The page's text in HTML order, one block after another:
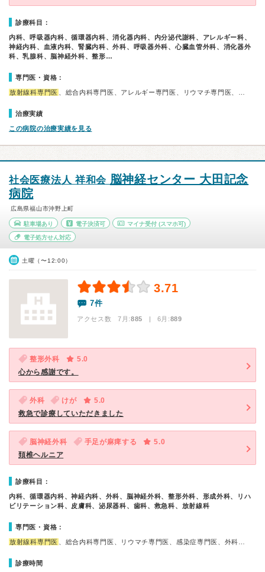
診療科目：
内科、呼吸器内科、循環器内科、消化器内科、内分泌代謝科、アレルギー科、
神経内科、血液内科、腎臓内科、外科、呼吸器外科、心臓血管外科、消化器外
科、乳腺科、脳神経外科、整形…
専門医・資格：
放射線科専門医 、総合内科専門医、アレルギー専門医、リウマチ専門医、…
治療実績
この病院の治療実績を見る
社会医療法人 祥和会 脳神経センター 大田記念
病院
広島県福山市沖野上町
駐車場あり 電子決済可 マイナ受付 (スマホ可)
電子処方せん対応
土曜（〜12:00）
3.71
7件
アクセス数 7月:885 | 6月:889
整形外科
5.0
心から感謝です。
外科 けが
5.0
救急で診療していただきました
脳神経外科 手足が麻痺する
5.0
頚椎ヘルニア
診療科目：
内科、循環器内科、神経内科、外科、脳神経外科、整形外科、形成外科、リハ
ビリテーション科、皮膚科、泌尿器科、歯科、救急科、放射線科
専門医・資格：
放射線科専門医 、総合内科専門医、リウマチ専門医、感染症専門医、外科…
診療時間